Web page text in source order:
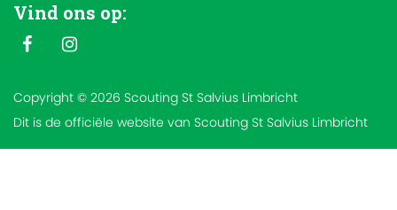
Vind ons op:
Copyright © 2026 Scouting St Salvius Limbricht
Dit is de officiële website van Scouting St Salvius Limbricht